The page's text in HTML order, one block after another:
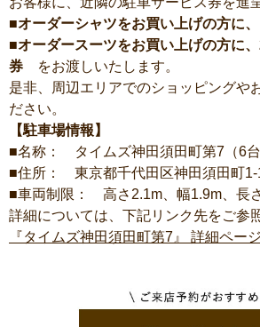
■オーダーシャツをお買い上げの方に
■オーダースーツをお買い上げの方に
券 をお渡しいたします。
是非、周辺エリアでのショッピングや
ださい。
【駐車場情報】
■名称： タイムズ神田須田町第7（6台
■住所： 東京都千代田区神田須田町1-
■車両制限： 高さ2.1m、幅1.9m、長
詳細については、下記リンク先をご参
『タイムズ神田須田町第7』 詳細ペー